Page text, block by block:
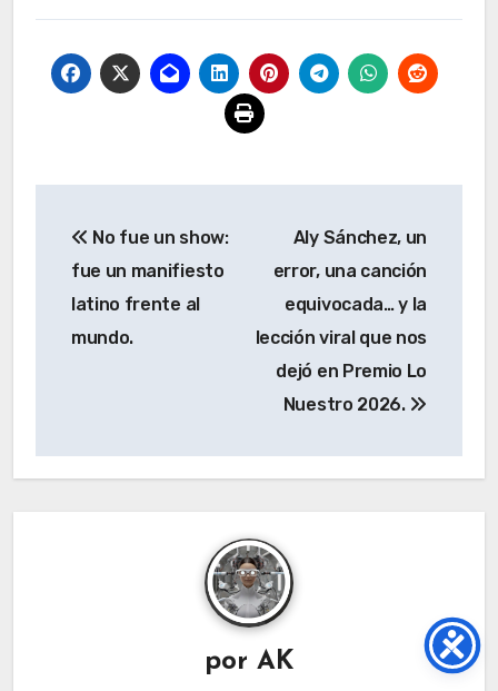
de
entradas
No fue un show:
fue un manifiesto
latino frente al
mundo.
Aly Sánchez, un
error, una canción
equivocada… y la
lección viral que nos
dejó en Premio Lo
Nuestro 2026.
por AK